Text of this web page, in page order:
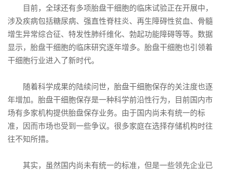
目前，全球还有多项胎盘干细胞的临床试验正在开展中，
涉及疾病包括糖尿病、强直性脊柱炎、再生障碍性贫血、骨髓
增生异常综合征、特发性肺纤维化、勃起功能障碍等等。数据
显示，胎盘干细胞的临床研究逐年增多。胎盘干细胞也引领着
干细胞行业进入了新时代。
随着科学成果的陆续问世，胎盘干细胞保存的关注度也逐
年增加。胎盘干细胞保存是一种科学前沿性行为，目前国内市
场有多家机构提供胎盘保存业务。由于国内尚未有统一的标
准，因而市场也受到一些争议。很多家庭在选择存储机构时往
往不知所措。
其实，虽然国内尚未有统一的标准，但是一些领先企业已